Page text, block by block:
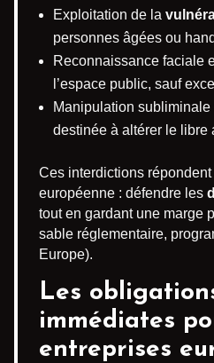
Exploitation de la
personnes âgées ou
Reconnaissance faciale
l’espace public, sauf
Manipulation
destinée à altérer le libre
Ces interdictions
européenne : défendre les
tout en gardant une marge
sable réglementaire,
Europe).
Les
immédiates
entreprises